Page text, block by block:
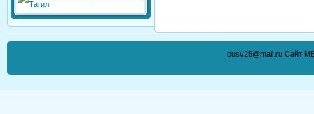
ousv25@mail.ru Сайт